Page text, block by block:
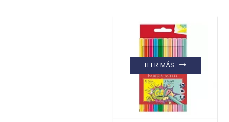
LEER MÁS